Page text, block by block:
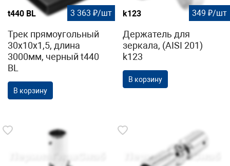
t440 BL 3 363 ₽/шт
Трек прямоугольный
30х10х1,5, длина
3000мм, черный t440
BL
В корзину
k123 349 ₽/шт
Держатель для
зеркала, (AISI 201)
k123
В корзину